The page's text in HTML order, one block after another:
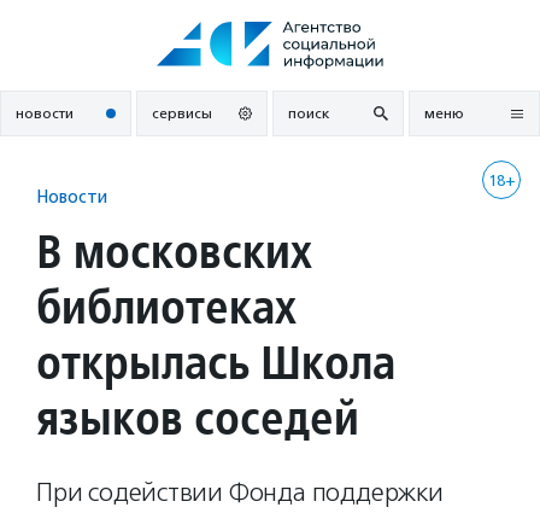
новости сервисы поиск меню
18+
Новости
В московских
библиотеках
открылась Школа
языков соседей
При содействии Фонда поддержки